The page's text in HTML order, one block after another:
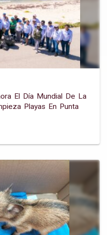
El Día Mundial De La
Playas En Punta